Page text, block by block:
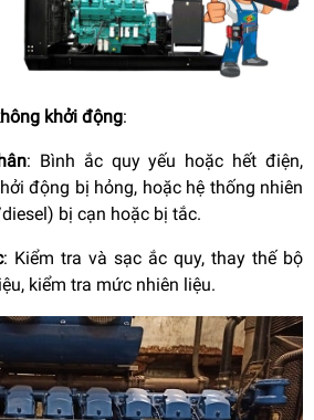
khởi động:
: Bình ắc quy yếu hoặc hết điện,
động bị hỏng, hoặc hệ thống nhiên
bị cạn hoặc bị tắc.
: Kiểm tra và sạc ắc quy, thay thế bộ
kiểm tra mức nhiên liệu.